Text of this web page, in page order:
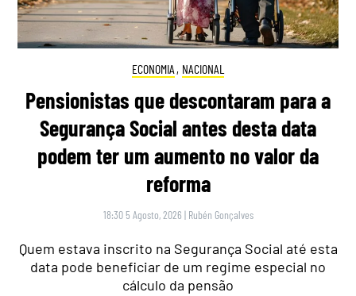
ECONOMIA , NACIONAL
Pensionistas que descontaram para a
Segurança Social antes desta data
podem ter um aumento no valor da
reforma
18:30 5 Agosto, 2026 | Rubén Gonçalves
Quem estava inscrito na Segurança Social até esta
data pode beneficiar de um regime especial no
cálculo da pensão